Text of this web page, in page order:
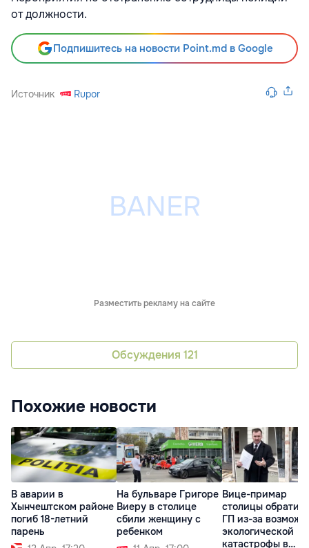
от должности.
Подпишитесь на новости Point.md в Google
Источник Rupor
Разместить рекламу на сайте
Обсуждения 121
Похожие новости
В аварии в
Хынчештском районе
погиб 18-летний
парень
На бульваре Григоре
Виеру в столице
сбили женщину с
ребенком
Вице-примар
столицы
ГП из-за
экологической
катастрофы в